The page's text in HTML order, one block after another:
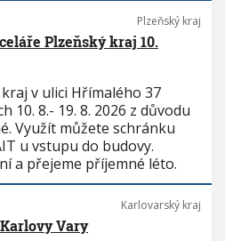
Plzeňský kraj
Plzeňský kraj 10.
v ulici Hřímalého 37
10. 8.- 19. 8. 2026 z důvodu
Využít můžete schránku
u vstupu do budovy.
a přejeme příjemné léto.
Karlovarský kraj
Vary